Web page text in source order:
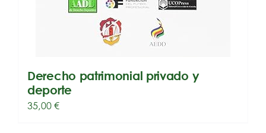
Derecho patrimonial privado y
deporte
35,00€